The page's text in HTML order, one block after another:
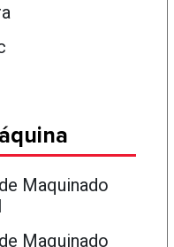
Maquinado
Maquinado